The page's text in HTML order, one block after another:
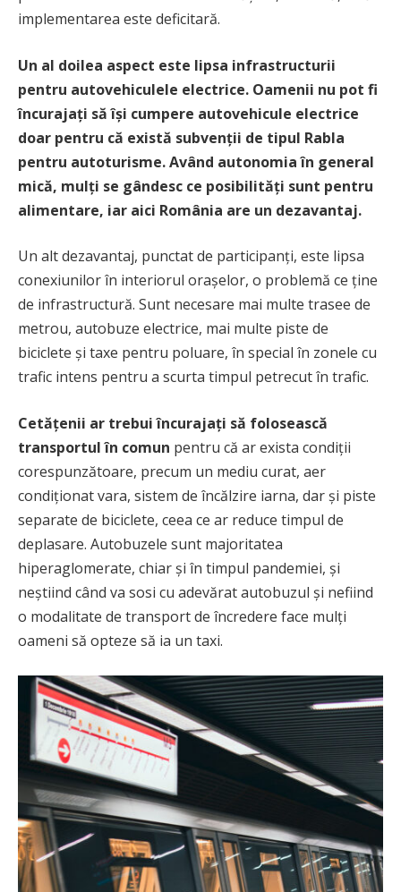
implementarea este deficitară.
Un al doilea aspect este lipsa infrastructurii
pentru autovehiculele electrice. Oamenii nu pot fi
încurajaţi să îşi cumpere autovehicule electrice
doar pentru că există subvenții de tipul Rabla
pentru autoturisme. Având autonomia în general
mică, mulți se gândesc ce posibilităţi sunt pentru
alimentare, iar aici România are un dezavantaj.
Un alt dezavantaj, punctat de participanți, este lipsa
conexiunilor în interiorul orașelor, o problemă ce ține
de infrastructură. Sunt necesare mai multe trasee de
metrou, autobuze electrice, mai multe piste de
biciclete și taxe pentru poluare, în special în zonele cu
trafic intens pentru a scurta timpul petrecut în trafic.
Cetățenii ar trebui încurajați să folosească
transportul în comun pentru că ar exista condiții
corespunzătoare, precum un mediu curat, aer
condiționat vara, sistem de încălzire iarna, dar și piste
separate de biciclete, ceea ce ar reduce timpul de
deplasare. Autobuzele sunt majoritatea
hiperaglomerate, chiar și în timpul pandemiei, și
neștiind când va sosi cu adevărat autobuzul și nefiind
o modalitate de transport de încredere face mulți
oameni să opteze să ia un taxi.